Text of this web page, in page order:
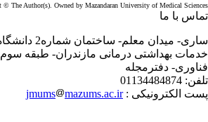
© The Author(s). Owned by Mazandaran University of Medical
با ما
ساری- میدان معلم-
بهداشتی درمانی مازندران- طبقه سوم-
دفترمجله
01134484874
الکترونیکی :
jmums mazums.ac.ir